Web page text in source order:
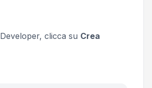
Developer, clicca su Crea